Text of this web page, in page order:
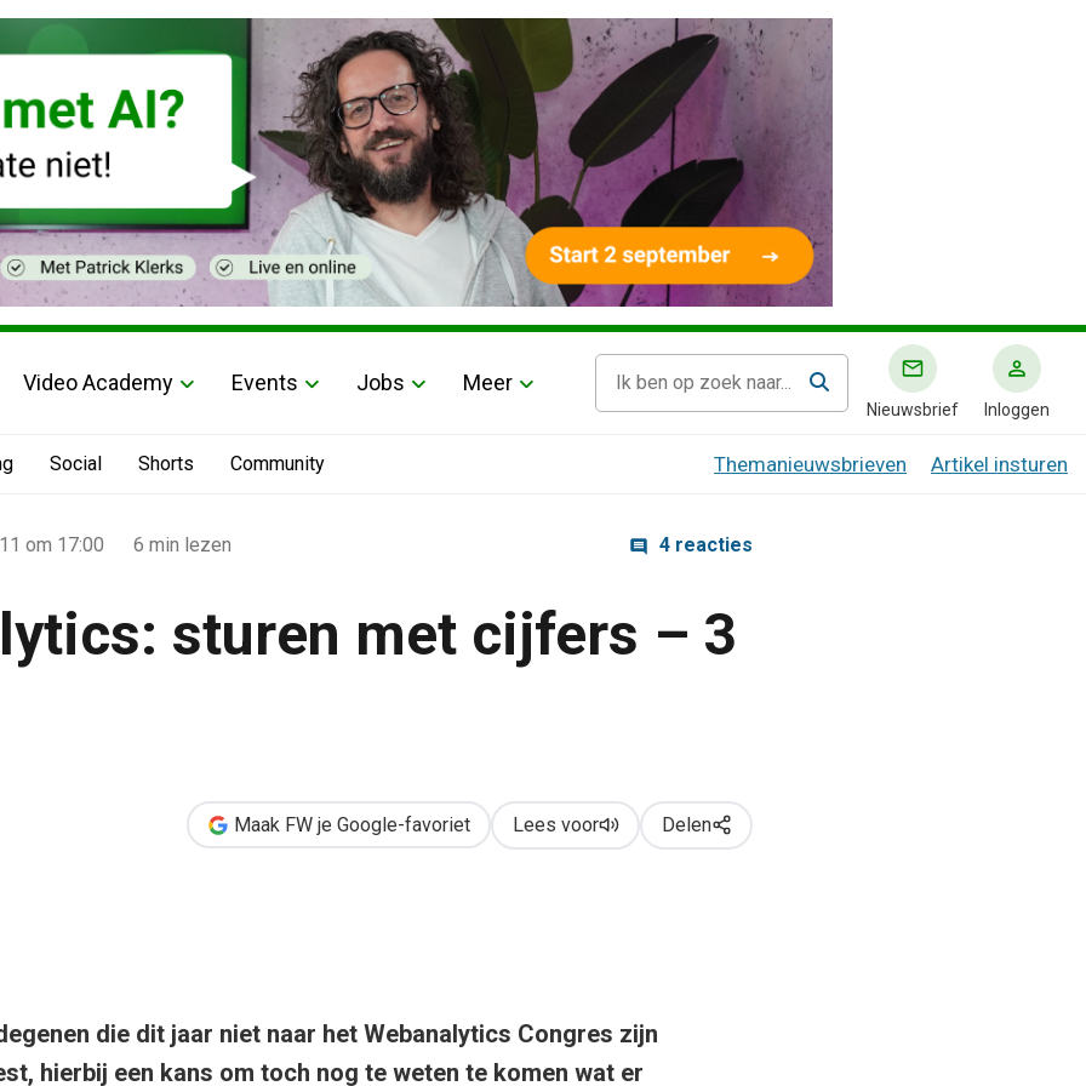
Video Academy Events Jobs Meer
Nieuwsbrief Inloggen
Social Shorts Community Themanieuwsbrieven Artikel insturen
om 17:00 6 min lezen 4 reacties
sturen met cijfers – 3
Maak FW je Google-favoriet Lees voor Delen
die dit jaar niet naar het Webanalytics Congres zijn
hierbij een kans om toch nog te weten te komen wat er